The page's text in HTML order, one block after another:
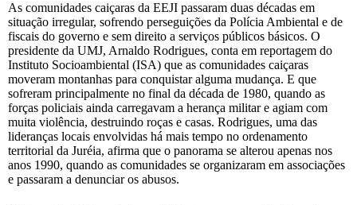
As comunidades caiçaras da EEJI passaram duas décadas em
situação irregular, sofrendo perseguições da Polícia Ambiental e de
fiscais do governo e sem direito a serviços públicos básicos. O
presidente da UMJ, Arnaldo Rodrigues, conta em reportagem do
Instituto Socioambiental (ISA) que as comunidades caiçaras
moveram montanhas para conquistar alguma mudança. E que
sofreram principalmente no final da década de 1980, quando as
forças policiais ainda carregavam a herança militar e agiam com
muita violência, destruindo roças e casas. Rodrigues, uma das
lideranças locais envolvidas há mais tempo no ordenamento
territorial da Juréia, afirma que o panorama se alterou apenas nos
anos 1990, quando as comunidades se organizaram em associações
e passaram a denunciar os abusos.